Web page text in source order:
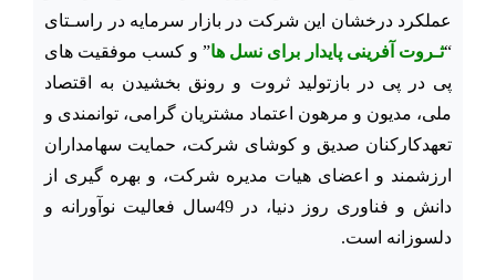
عملکرد درخشان این شرکت در بازار سرمایه در راسـتای
“ثـروت آفرینی پایدار برای نسل­ ها” و کسب موفقیت­ های
پی در پی در بازتولید ثروت و رونق بخشیدن به اقتصاد
ملی، مدیون و مرهون اعتماد مشتریان گرامی، توانمندی و
تعهدکارکنان صدیق و کوشای شرکت، حمایت سهامداران
ارزشمند و اعضای هیات مدیره شرکت، و بهره ­گیری از
دانش و فناوری روز دنیا، در 49سال فعالیت نوآورانه و
دلسوزانه است.